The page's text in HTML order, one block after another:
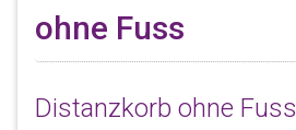
ohne Fuss
Distanzkorb ohne Fuss